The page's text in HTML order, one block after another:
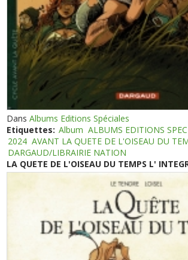
DansAlbums Editions Spéciales
Etiquettes: Album ALBUMS EDITIONS
2024 AVANT LA QUETE DE L'OISEAU DU
DARGAUD/LIBRAIRIE NATION
LA QUETE DE L'OISEAU DU TEMPS L'